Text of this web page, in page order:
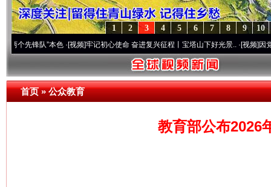
10
9
8
7
6
5
4
3
2
1
队”本色·[视频]牢记初心使命 奋进复兴征程丨宝塔山下好光景..·[视频]因党而生 为
首页»公众教育
教育部公布2026